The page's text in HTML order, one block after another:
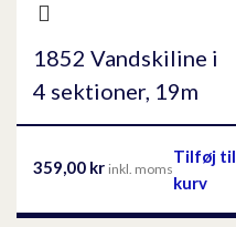
1852 Vandskiline i
4 sektioner, 19m
359,00 kr inkl. moms
Tilføj til
kurv